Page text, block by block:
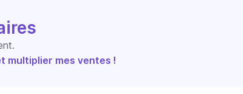
multiplier mes ventes !